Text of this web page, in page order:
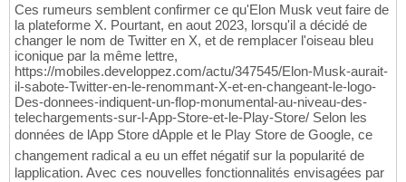
Ces rumeurs semblent confirmer ce qu'Elon Musk veut faire de
la plateforme X. Pourtant, en aout 2023, lorsqu'il a décidé de
changer le nom de Twitter en X, et de remplacer l'oiseau bleu
iconique par la même lettre,
https://mobiles.developpez.com/actu/347545/Elon-Musk-aurait-
il-sabote-Twitter-en-le-renommant-X-et-en-changeant-le-logo-
Des-donnees-indiquent-un-flop-monumental-au-niveau-des-
telechargements-sur-l-App-Store-et-le-Play-Store/ Selon les
données de lApp Store dApple et le Play Store de Google, ce
changement radical a eu un effet négatif sur la popularité de
lapplication. Avec ces nouvelles fonctionnalités envisagées par